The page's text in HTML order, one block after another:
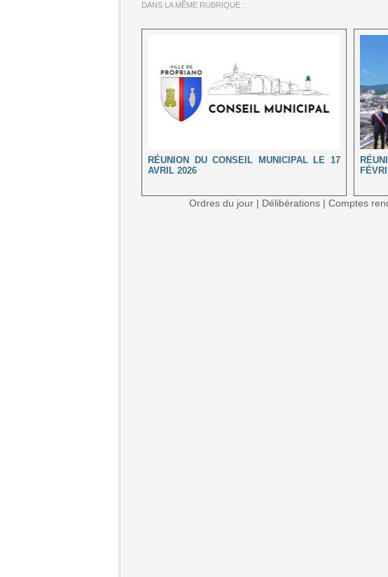
DANS LA MÊME RUBRIQUE :
RÉUNION DU CONSEIL MUNICIPAL LE 17
AVRIL 2026
Ordres du jour | Délibérations | Comptes